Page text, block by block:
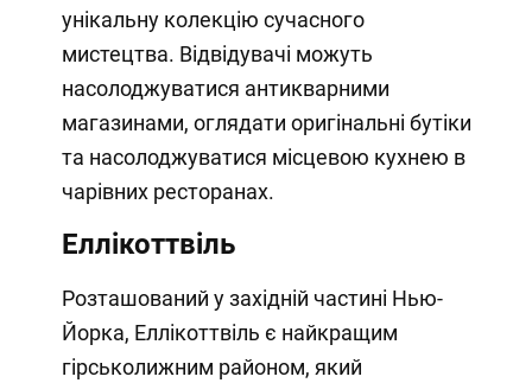
унікальну колекцію сучасного
мистецтва. Відвідувачі можуть
насолоджуватися антикварними
магазинами, оглядати оригінальні бутіки
та насолоджуватися місцевою кухнею в
чарівних ресторанах.
Еллікоттвіль
Розташований у західній частині Нью-
Йорка, Еллікоттвіль є найкращим
гірськолижним районом, який